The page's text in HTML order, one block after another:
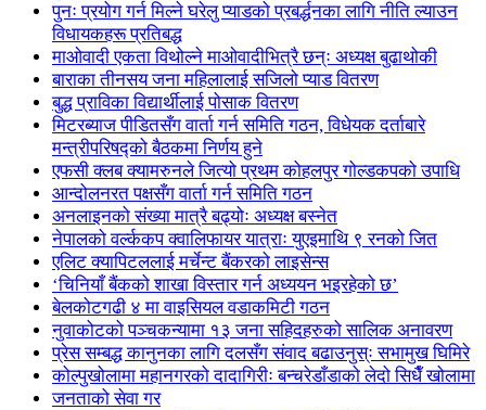
पुनः प्रयोग गर्न मिल्ने घरेलु प्याडको प्रबर्द्धनका लागि नीति ल्याउन
विधायकहरू प्रतिबद्ध
माओवादी एकता विथोल्ने माओवादीभित्रै छन्ः अध्यक्ष बुढाथोकी
बाराका तीनसय जना महिलालाई सजिलो प्याड वितरण
बुद्ध प्राविका विद्यार्थीलाई पोसाक वितरण
मिटरब्याज पीडितसँग वार्ता गर्न समिति गठन, विधेयक दर्ताबारे
मन्त्रीपरिषद्को बैठकमा निर्णय हुने
एफसी क्लब क्यामरुनले जित्यो प्रथम कोहलपुर गोल्डकपको उपाधि
आन्दोलनरत पक्षसँग वार्ता गर्न समिति गठन
अनलाइनको संख्या मात्रै बढ्योः अध्यक्ष बस्नेत
नेपालको वर्ल्ककप क्वालिफायर यात्राः युएइमाथि ९ रनको जित
एलिट क्यापिटललाई मर्चेन्ट बैंकरको लाइसेन्स
‘चिनियाँ बैंकको शाखा विस्तार गर्न अध्ययन भइरहेको छ’
बेलकोटगढी ४ मा वाइसियल वडाकमिटी गठन
नुवाकोटको पञ्चकन्यामा १३ जना सहिदहरुको सालिक अनावरण
प्रेस सम्बद्ध कानुनका लागि दलसँग संवाद बढाउनुस्ः सभामुख घिमिरे
कोल्पुखोलामा महानगरको दादागिरीः बन्चरेडाँडाको लेदो सिधैँ खोलामा
जनताको सेवा गर